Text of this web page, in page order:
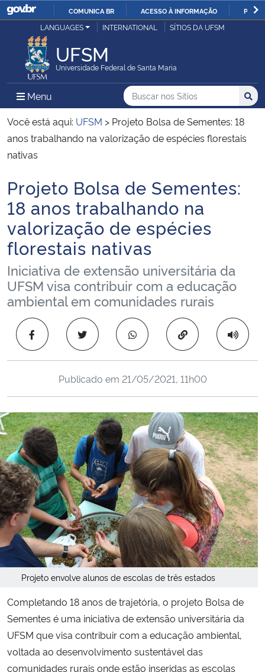
IR
COMUNICA BR ACESSO À INFORMAÇÃO
Ministério da Justiça e Segurança Pública
Ministério da Defesa
Ministério das Relações Exteriores
Ministério da Economia
Ministério da Infraestrutura
Ministério da Agricultura, Pecuária e Abastecimento
Ministério da Educação
Ministério da Cidadania
Ministério da Saúde
Ministério de Minas e Energia
Ministério do Meio Ambiente
Ministério do Turismo
Ministério do Desenvolvimento Regional
Controladoria-Geral da União
Ministério da Mulher, da Família e dos Direitos Humanos
Secretaria-Geral
Gabinete de Segurança Institucional
Advocacia-Geral da União
LANGUAGES INTERNATIONAL SÍTIOS DA UFSM
UFSM
Universidade Federal de Santa Maria
Menu Menu Principal do Sítio
Busca
Buscar no nos Sítios
Busca:
Você está aqui: UFSM > Projeto Bolsa de Sementes: 18
anos trabalhando na valorização de espécies florestais
nativas
Início do conteúdo
Projeto Bolsa de Sementes:
18 anos trabalhando na
valorização de espécies
florestais nativas
Iniciativa de extensão universitária da
UFSM visa contribuir com a educação
ambiental em comunidades rurais
Copiar para área
Publicado em 21/05/2021, 11h00
Projeto envolve alunos de escolas de três estados
Completando 18 anos de trajetória, o projeto Bolsa de
Sementes é uma iniciativa de extensão universitária da
UFSM que visa contribuir com a educação ambiental,
voltada ao desenvolvimento sustentável das
comunidades rurais onde estão inseridas as escolas